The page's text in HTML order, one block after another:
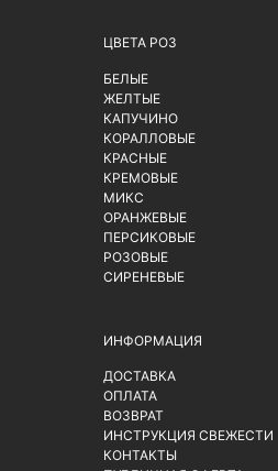
ЦВЕТА РОЗ
БЕЛЫЕ
ЖЕЛТЫЕ
КАПУЧИНО
КОРАЛЛОВЫЕ
КРАСНЫЕ
КРЕМОВЫЕ
МИКС
ОРАНЖЕВЫЕ
ПЕРСИКОВЫЕ
РОЗОВЫЕ
СИРЕНЕВЫЕ
ИНФОРМАЦИЯ
ДОСТАВКА
ОПЛАТА
ВОЗВРАТ
ИНСТРУКЦИЯ СВЕЖЕСТИ
КОНТАКТЫ